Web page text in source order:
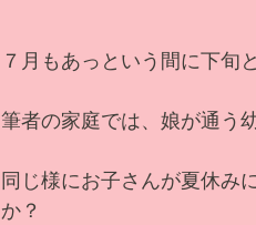
７月もあっという間に下旬
筆者の家庭では、娘が通う
同じ様にお子さんが夏休み
か？